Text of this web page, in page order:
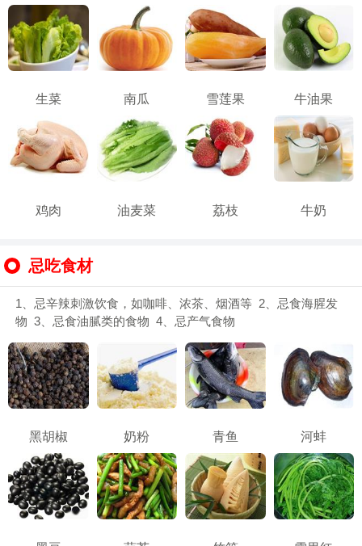
生菜 南瓜 雪莲果 牛油果
鸡肉 油麦菜 荔枝 牛奶
忌吃食材
1、忌辛辣刺激饮食，如咖啡、浓茶、烟酒等 2、忌食海腥发
物 3、忌食油腻类的食物 4、忌产气食物
黑胡椒 奶粉 青鱼 河蚌